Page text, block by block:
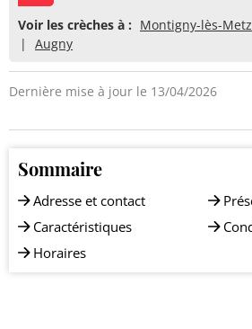
Voir les crèches à : Montigny-lès-Metz
Augny
Dernière mise à jour le 13/04/2026
Sommaire
Adresse et contact
Caractéristiques
Horaires